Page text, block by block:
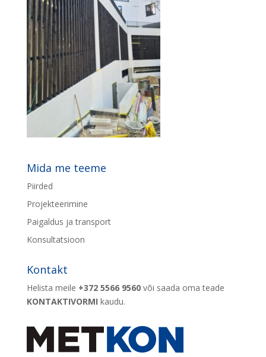
Mida me teeme
Piirded
Projekteerimine
Paigaldus ja transport
Konsultatsioon
Kontakt
Helista meile +372 5566 9560või saada oma teade
KONTAKTIVORMI kaudu.